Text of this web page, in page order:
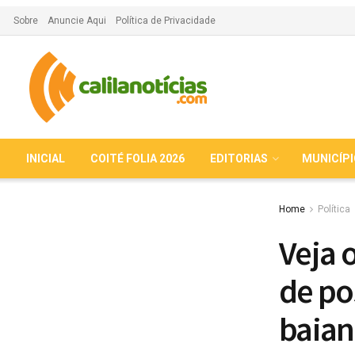
Sobre Anuncie Aqui Política de Privacidade
INICIAL COITÉ FOLIA 2026 EDITORIAS
Home Política
Veja
de